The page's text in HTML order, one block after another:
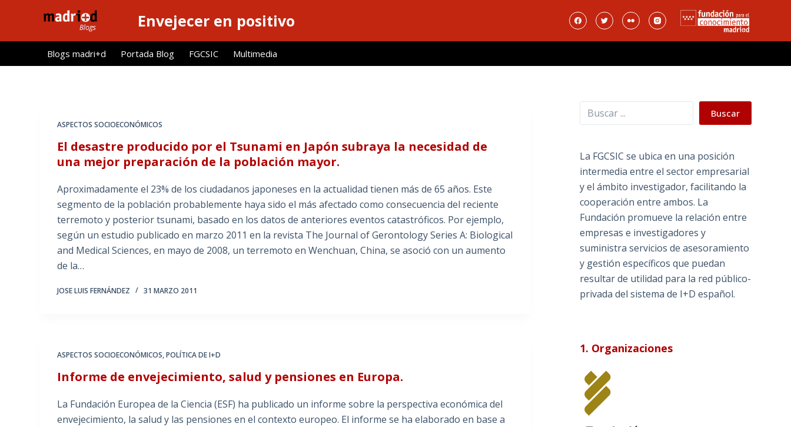
l
Envejecer en positivo
Blogs madri+d Portada Blog FGCSIC Multimedia
ASPECTOS SOCIOECONÓMICOS
El desastre producido por el Tsunami en Japón subraya la necesidad de
una mejor preparación de la población mayor.
Aproximadamente el 23% de los ciudadanos japoneses en la actualidad tienen más de 65 años. Este
segmento de la población probablemente haya sido el más afectado como consecuencia del reciente
terremoto y posterior tsunami, basado en los datos de anteriores eventos catastróficos. Por ejemplo,
según un estudio publicado en marzo 2011 en la revista The Journal of Gerontology Series A: Biological
and Medical Sciences, en mayo de 2008, un terremoto en Wenchuan, China, se asoció con un aumento
de la…
JOSE LUIS FERNÁNDEZ 31 MARZO 2011
ASPECTOS SOCIOECONÓMICOS,POLÍTICA DE I+D
Informe de envejecimiento, salud y pensiones en Europa.
La Fundación Europea de la Ciencia (ESF) ha publicado un informe sobre la perspectiva económica del
envejecimiento, la salud y las pensiones en el contexto europeo. El informe se ha elaborado en base a
Buscar Buscar
La FGCSIC se ubica en una posición
intermedia entre el sector empresarial
y el ámbito investigador, facilitando la
cooperación entre ambos. La
Fundación promueve la relación entre
empresas e investigadores y
suministra servicios de asesoramiento
y gestión específicos que puedan
resultar de utilidad para la red público-
privada del sistema de I+D español.
1. Organizaciones